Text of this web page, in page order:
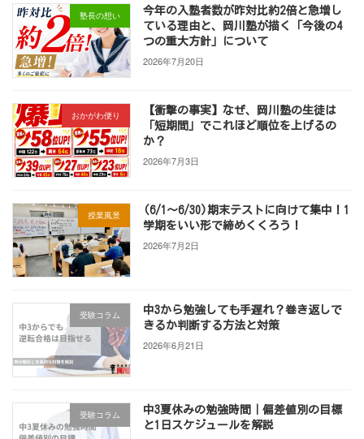
塾長の想い
今年の入塾者数が昨対比約2倍と急増し
ている理由と、岡川塾が描く「今後の4
つの重大方針」について
2026年7月20日
おかがわ便り
【衝撃の事実】なぜ、岡川塾の生徒は
「短期間」でこれほど順位を上げるの
か？
2026年7月3日
授業風景
(6/1～6/30)期末テストに向けて集中！1
学期をいい形で締めくくろう！
2026年7月2日
受験コラム
中3から勉強しても手遅れ？巻き返しで
きるか判断する方法と対策
2026年6月21日
受験コラム
中3夏休みの勉強時間｜偏差値別の目標
と1日スケジュールを解説